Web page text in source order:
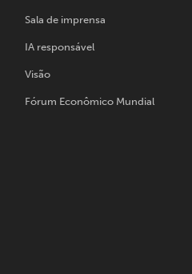
Sala de imprensa
IA responsável
Visão
Fórum Econômico Mundial